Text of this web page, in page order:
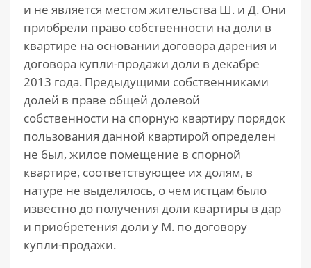
и не является местом жительства Ш. и Д. Они
приобрели право собственности на доли в
квартире на основании договора дарения и
договора купли-продажи доли в декабре
2013 года. Предыдущими собственниками
долей в праве общей долевой
собственности на спорную квартиру порядок
пользования данной квартирой определен
не был, жилое помещение в спорной
квартире, соответствующее их долям, в
натуре не выделялось, о чем истцам было
известно до получения доли квартиры в дар
и приобретения доли у М. по договору
купли-продажи.